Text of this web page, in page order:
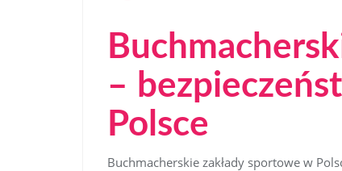
–
Polsce
Buchmacherskie zakłady sportowe w